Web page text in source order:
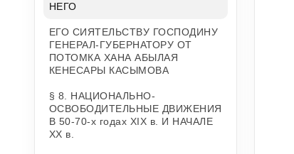
НЕГО
ЕГО СИЯТЕЛЬСТВУ ГОСПОДИНУ
ГЕНЕРАЛ-ГУБЕРНАТОРУ ОТ
ПОТОМКА ХАНА АБЫЛАЯ
КЕНЕСАРЫ КАСЫМОВА
§ 8. НАЦИОНАЛЬНО-
ОСВОБОДИТЕЛЬНЫЕ ДВИЖЕНИЯ
В 50-70-х годах XIX в. И НАЧАЛЕ
XX в.